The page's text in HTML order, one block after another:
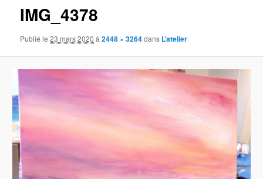
IMG_4378
Publié le23 mars 2020 à2448 × 3264dans L’atelier